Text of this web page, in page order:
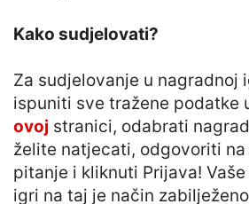
Kako sudjelovati?
Za sudjelovanje u nagradnoj
ispuniti sve tražene podatke
ovoj stranici, odabrati
želite natjecati, odgovoriti
pitanje i kliknuti Prijava!
igri na taj je način